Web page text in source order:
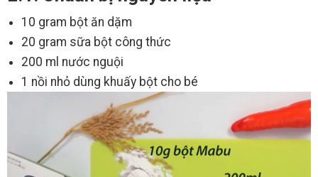
10 gram bột ăn dặm
20 gram sữa bột công thức
200 ml nước nguội
1 nồi nhỏ dùng khuấy bột cho bé